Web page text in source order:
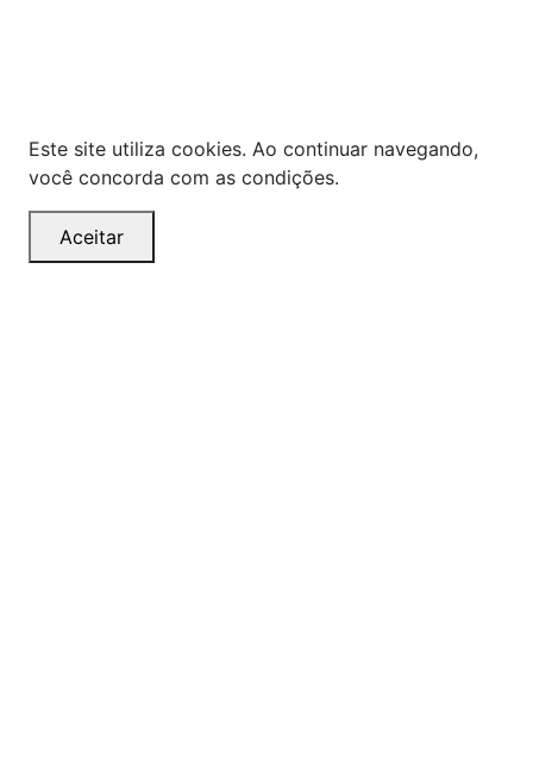
Este site utiliza cookies. Ao continuar navegando,
você concorda com as condições.
Aceitar